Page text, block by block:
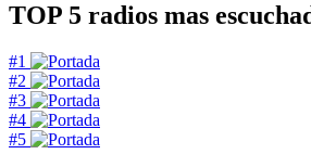
TOP 5 radios mas
#1
#2
#3
#4
#5